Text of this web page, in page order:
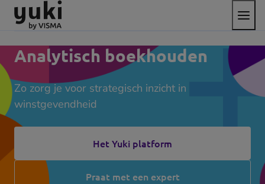
Direct
naar
content
Direct
naar
footer
Ga
naar
homepage
het
menu
Analytisch boekhouden
Zo zorg je voor strategisch inzicht in
winstgevendheid
Het Yuki platform
Praat met een expert